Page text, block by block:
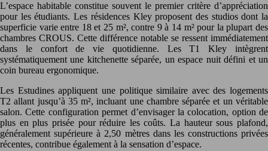
L’espace habitable constitue souvent le premier critère d’appréciation
pour les étudiants. Les résidences Kley proposent des studios dont la
superficie varie entre 18 et 25 m², contre 9 à 14 m² pour la plupart des
chambres CROUS. Cette différence notable se ressent immédiatement
dans le confort de vie quotidienne. Les T1 Kley intègrent
systématiquement une kitchenette séparée, un espace nuit défini et un
coin bureau ergonomique.
Les Estudines appliquent une politique similaire avec des logements
T2 allant jusqu’à 35 m², incluant une chambre séparée et un véritable
salon. Cette configuration permet d’envisager la colocation, option de
plus en plus prisée pour réduire les coûts. La hauteur sous plafond,
généralement supérieure à 2,50 mètres dans les constructions privées
récentes, contribue également à la sensation d’espace.